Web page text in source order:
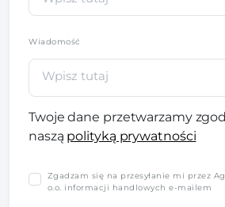
Wiadomość
Twoje dane przetwarzamy
naszą polityką prywatności
Zgadzam się na przesyłanie mi przez
o.o. informacji handlowych e-mailem